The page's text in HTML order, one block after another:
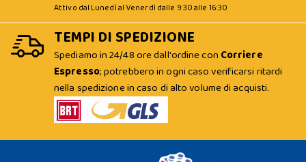
Attivo dal Lunedì al Venerdì dalle 9:30 alle 16:30
TEMPI DI SPEDIZIONE
Spediamo in 24/48 ore dall'ordine con Corriere
Espresso; potrebbero in ogni caso verificarsi ritardi
nella spedizione in caso di alto volume di acquisti.